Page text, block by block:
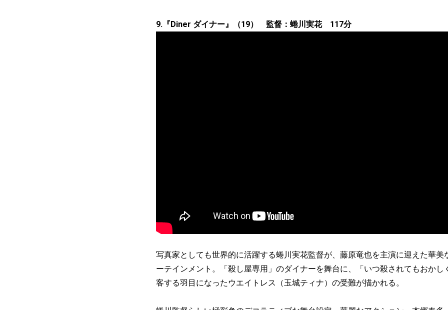
9.『Diner ダイナー』（19） 監督：蜷川実花 117分
写真家としても世界的に活躍する蜷川実花監督が、藤原竜也を主演に迎えた華美
ーテインメント。「殺し屋専用」のダイナーを舞台に、「いつ殺されてもおかし
客する羽目になったウエイトレス（玉城ティナ）の受難が描かれる。